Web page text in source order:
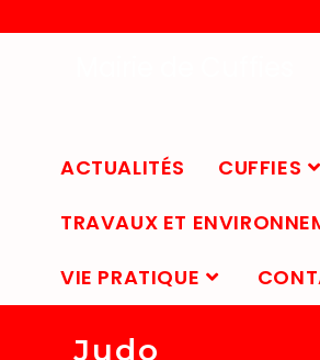
ACTUALITÉS CUFFIES
TRAVAUX ET
VIE PRATIQUE
Judo